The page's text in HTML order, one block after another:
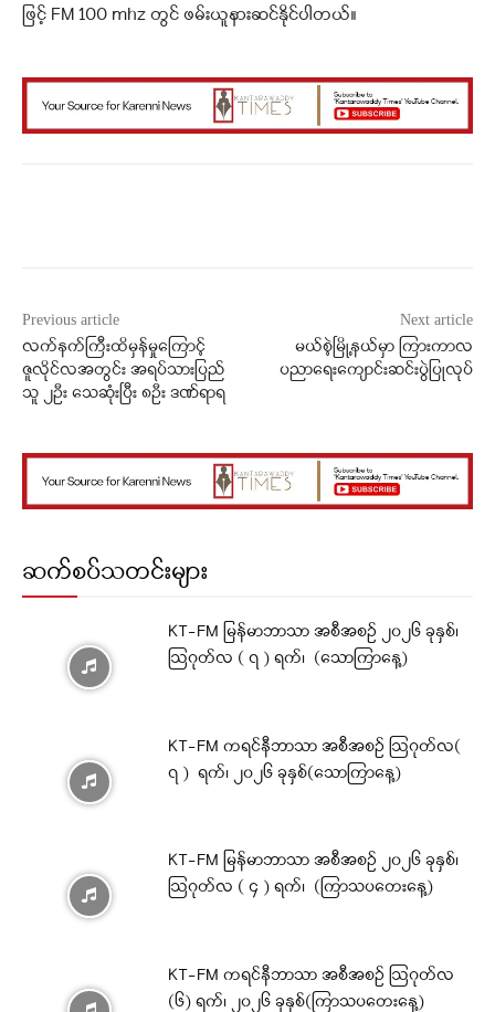
ဖြင့် FM 100 mhz တွင် ဖမ်းယူနားဆင်နိုင်ပါတယ်။
Previous article
လက်နက်ကြီးထိမှန်မှုကြောင့်
ဇူလိုင်လအတွင်း အရပ်သားပြည်
သူ ၂ဦး သေဆုံးပြီး ၈ဦး ဒဏ်ရာရ
Next article
မယ်စဲ့မြို့နယ်မှာ ကြားကာလ
ပညာရေးကျောင်းဆင်းပွဲပြုလုပ်
ဆက်စပ်သတင်းများ
KT-FM မြန်မာဘာသာ အစီအစဉ် ၂၀၂၆ ခုနှစ်၊
ဩဂုတ်လ ( ၇ ) ရက်၊ (သောကြာနေ့)
KT-FM ကရင်နီဘာသာ အစီအစဉ် ဩဂုတ်လ(
၇ ) ရက်၊ ၂၀၂၆ ခုနှစ်(သောကြာနေ့)
KT-FM မြန်မာဘာသာ အစီအစဉ် ၂၀၂၆ ခုနှစ်၊
ဩဂုတ်လ ( ၄ ) ရက်၊ (ကြာသပတေးနေ့)
KT-FM ကရင်နီဘာသာ အစီအစဉ် ဩဂုတ်လ
(၆) ရက်၊ ၂၀၂၆ ခုနှစ်(ကြာသပတေးနေ့)